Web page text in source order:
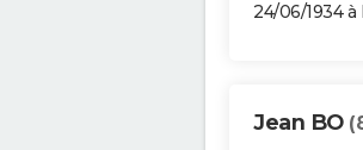
24/06/1934 à
Jean BO